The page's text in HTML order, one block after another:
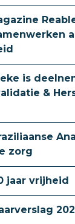
is
&
zorg
jaar vrijheid